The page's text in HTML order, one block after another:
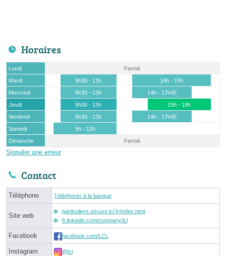
Horaires
Lundi
Fermé
Mardi
9h30 - 13h
14h - 19h
Mercredi
9h30 - 13h
14h - 17h45
Jeudi
9h30 - 13h
15h - 19h
Vendredi
9h30 - 13h
14h - 17h45
Samedi
9h - 13h
Dimanche
Fermé
Signaler une erreur
Contact
Téléphone Téléphoner à la banque
Site web
particuliers.secure.lcl.fr/index.html
fr.linkedin.com/company/lcl
Facebook facebook.com/LCL
Instagram @lcl